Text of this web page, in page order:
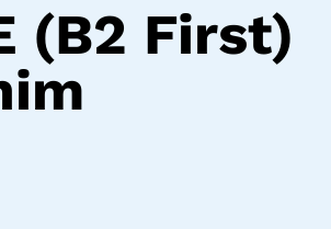
(B2 First)